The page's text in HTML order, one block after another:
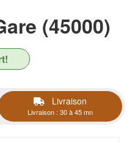
(45000)
Livraison
Livraison : 30 à 45 mn